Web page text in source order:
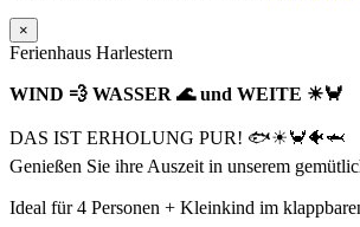
×
Ferienhaus Harlestern
WIND 💨 WASSER 🌊 und WEITE ☀🦀
DAS IST ERHOLUNG PUR! 🐟☀🦀🐠🦈
Genießen Sie ihre Auszeit in unserem
Ideal für 4 Personen + Kleinkind im